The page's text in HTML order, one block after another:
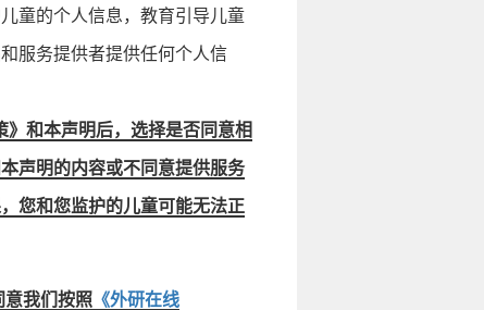
童的个人信息，教育引导儿童
服务提供者提供任何个人信
和本声明后，选择是否同意相
声明的内容或不同意提供服务
您和您监护的儿童可能无法正
意我们按照 《外研在线